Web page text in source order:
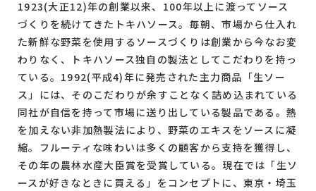
1923(大正12)年の創業以来、100年以上に渡ってソース
づくりを続けてきたトキハソース。毎朝、市場から仕入れ
た新鮮な野菜を使用するソースづくりは創業から今なお変
わりなく、トキハソース独自の製法としてこだわりを持っ
ている。1992(平成4)年に発売された主力商品「生ソー
ス」には、そのこだわりが余すことなく詰め込まれている
同社が自信を持って市場に送り出している製品である。熱
を加えない非加熱製法により、野菜のエキスをソースに凝
縮。フルーティな味わいは多くの顧客から支持を獲得し、
その年の農林水産大臣賞を受賞している。現在では「生ソ
ースが好きなときに買える」をコンセプトに、東京・埼玉